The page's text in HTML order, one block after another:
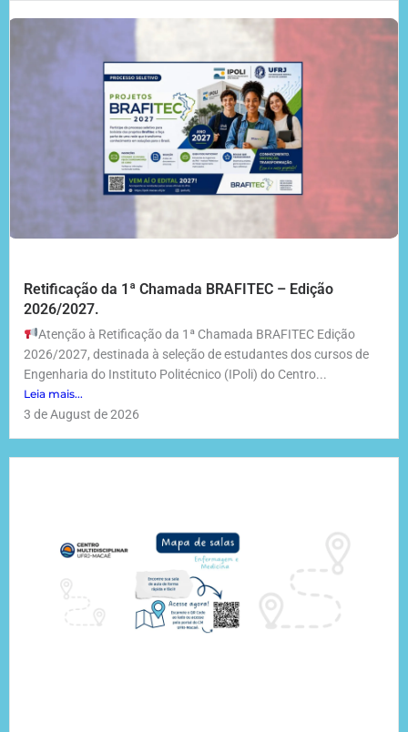
Retificação da 1ª Chamada BRAFITEC – Edição
2026/2027.
Atenção à Retificação da 1ª Chamada BRAFITEC Edição
2026/2027, destinada à seleção de estudantes dos cursos de
Engenharia do Instituto Politécnico (IPoli) do Centro...
Leia mais...
3 de August de 2026